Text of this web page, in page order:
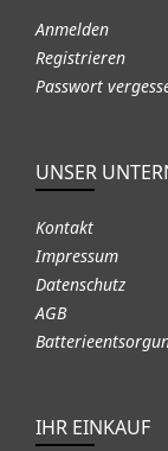
Anmelden
Registrieren
Passwort
UNSER
Kontakt
Impressum
Datenschutz
AGB
IHR EINKAUF